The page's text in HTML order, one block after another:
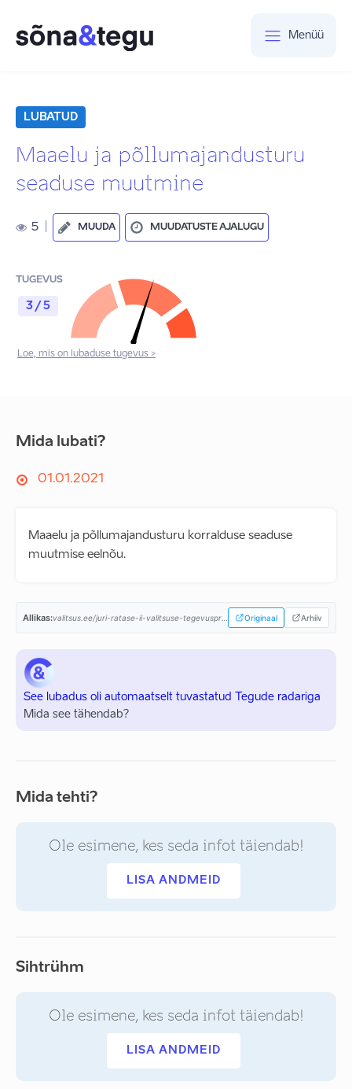
Menüü
LUBATUD
Maaelu ja põllumajandusturu
seaduse muutmine
5 MUUDA MUUDATUSTE AJALUGU
TUGEVUS
3 / 5
Loe, mis on lubaduse tugevus >
Mida lubati?
01.01.2021
Maaelu ja põllumajandusturu korralduse seaduse
muutmise eelnõu.
Allikas: Originaal Arhiiv
See lubadus oli automaatselt tuvastatud Tegude radariga
Mida see tähendab?
Mida tehti?
Ole esimene, kes seda infot täiendab!
LISA ANDMEID
Sihtrühm
Ole esimene, kes seda infot täiendab!
LISA ANDMEID